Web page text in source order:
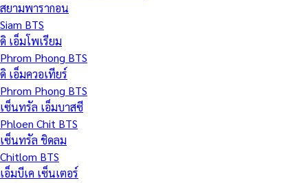
สยามพารากอน
Siam BTS
ดิ เอ็มโพเรียม
Phrom Phong BTS
ดิ เอ็มควอเทียร์
Phrom Phong BTS
เซ็นทรัล เอ็มบาสซี
Phloen Chit BTS
เซ็นทรัล ชิดลม
Chitlom BTS
เอ็มบีเค เซ็นเตอร์